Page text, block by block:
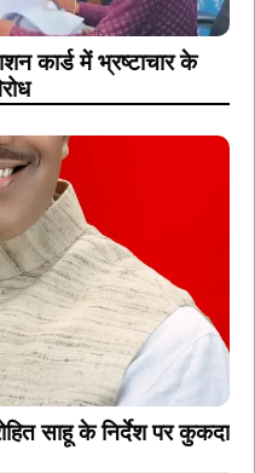
कार्ड में भ्रष्टाचार के
साहू के निर्देश पर कुकदा